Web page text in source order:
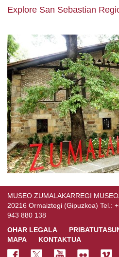
Explore San Sebastian
MUSEO ZUMALAKARREGI
20216 Ormaiztegi (Gipuzkoa) Tel.:
943 880 138
OHAR LEGALA
MAPA
KONTAKTUA